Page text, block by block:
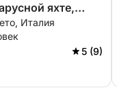
яхте,
сердцу
Италия
5 (9)